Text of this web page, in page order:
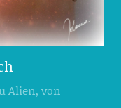
Alien, von